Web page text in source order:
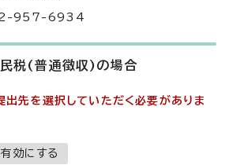
957-6934
税(普通徴収)の場合
出先を選択していただく必要がありま
効にする